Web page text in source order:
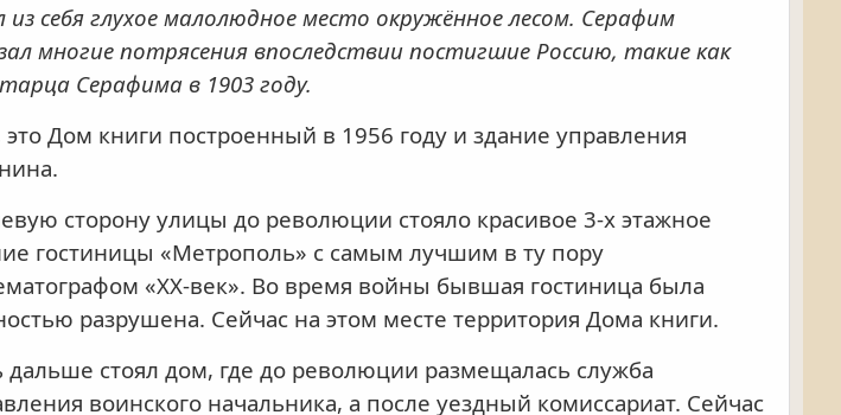
себя глухое малолюдное место окружённое лесом. Серафим
многие потрясения впоследствии постигшие Россию, такие как
Серафима в 1903 году.
Дом книги построенный в 1956 году и здание управления
сторону улицы до революции стояло красивое 3-х этажное
гостиницы «Метрополь» с самым лучшим в ту пору
«ХХ-век». Во время войны бывшая гостиница была
разрушена. Сейчас на этом месте территория Дома книги.
дальше стоял дом, где до революции размещалась служба
воинского начальника, а после уездный комиссариат. Сейчас